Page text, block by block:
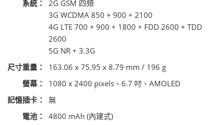
系統：
2G GSM 四頻
3G WCDMA 850 + 900 + 2100
4G LTE 700 + 900 + 1800 + FDD 2600 + TDD
2600
5G NR + 3.3G
尺寸重量：
163.06 x 75.95 x 8.79 mm / 196 g
螢幕：
1080 x 2400 pixels、6.7 吋、AMOLED
記憶插卡：
無
電池：
4800 mAh (內建式)